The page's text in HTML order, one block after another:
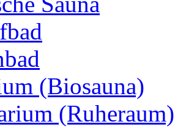
(Biosauna)
(Ruheraum)